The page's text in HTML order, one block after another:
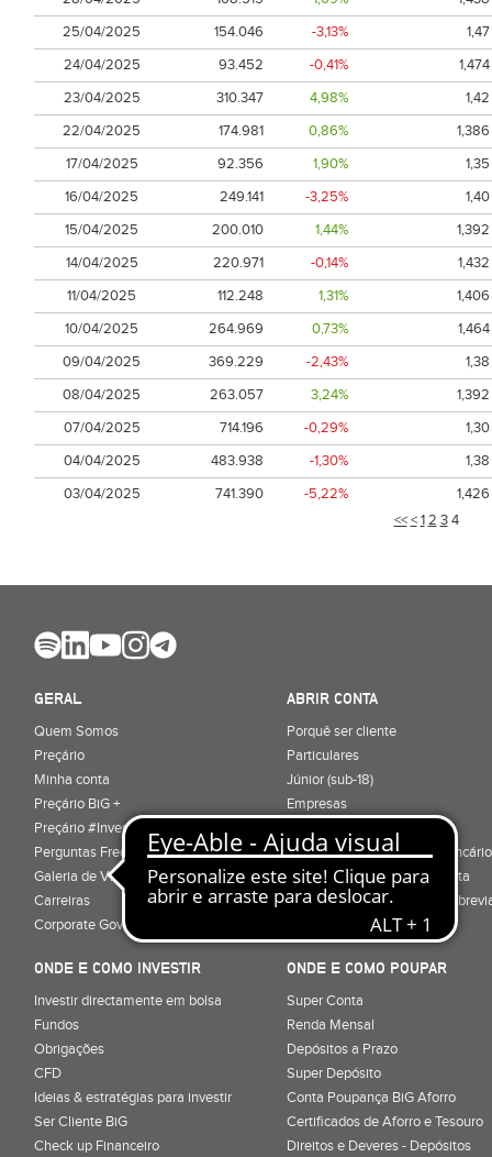
<< < 1 2 34
25/04/2025
154.046 -3,13%
1,47
24/04/2025
93.452 -0,41%
1,474
23/04/2025
310.347 4,98%
1,42
22/04/2025
174.981 0,86%
1,386
17/04/2025
92.356 1,90%
1,35
16/04/2025
249.141 -3,25%
1,40
15/04/2025
200.010 1,44%
1,392
14/04/2025
220.971 -0,14%
1,432
11/04/2025
112.248 1,31%
1,406
10/04/2025
264.969 0,73%
1,464
09/04/2025
369.229 -2,43%
1,38
08/04/2025
263.057 3,24%
1,392
07/04/2025
714.196 -0,29%
1,30
04/04/2025
483.938 -1,30%
1,38
03/04/2025
741.390 -5,22% 1,426
GERAL
Quem Somos
Preçário
Minha conta
Preçário BiG +
Preçário #Investe_no_Futuro
Perguntas Frequentes
Galeria de Vídeos
Carreiras
Corporate Governance
ABRIR CONTA
Porquê ser cliente
Particulares
Júnior (sub-18)
Empresas
Conta Serviços Mínimos
Serviço de Mudança de Conta
Glossário de Terminologia
Informação Pré-Contratual
ONDE E COMO INVESTIR
Investir directamente em bolsa
Fundos
Obrigações
CFD
Ideias & estratégias para investir
Ser Cliente BiG
Check up Financeiro
ONDE E COMO POUPAR
Super Conta
Renda Mensal
Depósitos a Prazo
Super Depósito
Conta Poupança BiG Aforro
Certificados de Aforro e Tesouro
Direitos e Deveres - Depósitos